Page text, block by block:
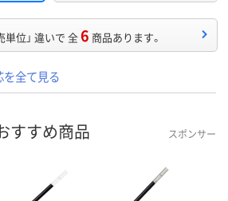
単位」 違いで 全6 商品あります。
全て見る
すすめ商品 スポンサー